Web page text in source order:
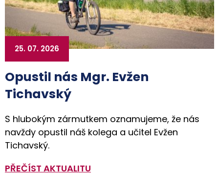
Opustil nás Mgr. Evžen
Tichavský
25. 07. 2026
S hlubokým zármutkem oznamujeme, že nás
navždy opustil náš kolega a učitel Evžen
Tichavský.
PŘEČÍST AKTUALITU